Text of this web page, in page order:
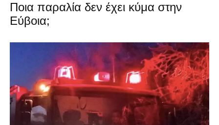
Ποια παραλία δεν έχει κύμα στην
Εύβοια;